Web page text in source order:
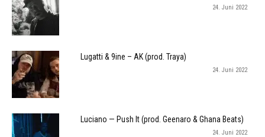
24. Juni 2022
Lugatti & 9ine – AK (prod. Traya)
24. Juni 2022
Luciano — Push It (prod. Geenaro & Ghana Beats)
24. Juni 2022